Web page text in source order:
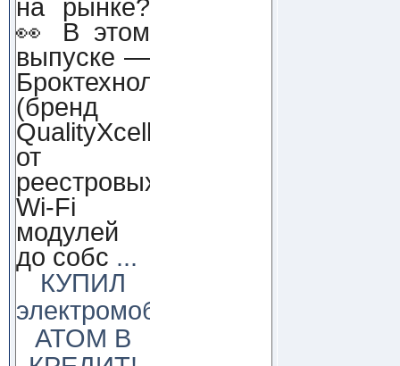
на рынке?
👀 В этом
выпуске —
Броктехнолоджи
(бренд
QualityXcellence):
от
реестровых
Wi-Fi
модулей
до собс ...
КУПИЛ
электромобиль
АТОМ В